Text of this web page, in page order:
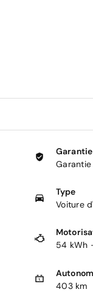
Garantie
Garantie
Type
Voiture
54 kWh
403 km